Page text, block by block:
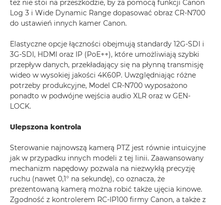
też nie stoi na przeszkodzie, by za pomocą funkcji Canon
Log 3 i Wide Dynamic Range dopasować obraz CR-N700
do ustawień innych kamer Canon.
Elastyczne opcje łączności obejmują standardy 12G-SDI i
3G-SDI, HDMI oraz IP (PoE++), które umożliwiają szybki
przepływ danych, przekładający się na płynną transmisję
wideo w wysokiej jakości 4K60P. Uwzględniając różne
potrzeby produkcyjne, Model CR-N700 wyposażono
ponadto w podwójne wejścia audio XLR oraz w GEN-
LOCK.
Ulepszona kontrola
Sterowanie najnowszą kamerą PTZ jest równie intuicyjne
jak w przypadku innych modeli z tej linii. Zaawansowany
mechanizm napędowy pozwala na niezwykłą precyzję
ruchu (nawet 0,1° na sekundę), co oznacza, że
prezentowaną kamerą można robić także ujęcia kinowe.
Zgodność z kontrolerem RC-IP100 firmy Canon, a także z